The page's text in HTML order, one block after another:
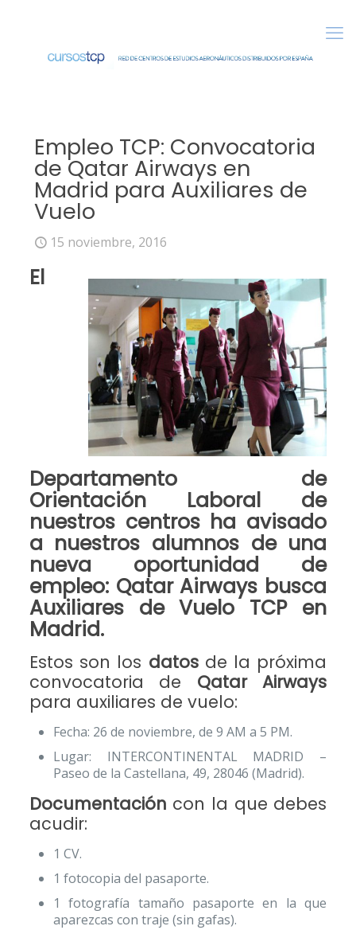
Empleo TCP: Convocatoria
de Qatar Airways en
Madrid para Auxiliares de
Vuelo
15 noviembre, 2016
El
Departamento de
Orientación Laboral de
nuestros centros ha avisado
a nuestros alumnos de una
nueva oportunidad de
empleo: Qatar Airways busca
Auxiliares de Vuelo TCP en
Madrid.
Estos son los datosde la próxima
convocatoria de Qatar Airways
para auxiliares de vuelo:
Fecha: 26 de noviembre, de 9 AM a 5 PM.
Lugar: INTERCONTINENTAL MADRID –
Paseo de la Castellana, 49, 28046 (Madrid).
Documentación con la que debes
acudir:
1 CV.
1 fotocopia del pasaporte.
1 fotografía tamaño pasaporte en la que
aparezcas con traje (sin gafas).